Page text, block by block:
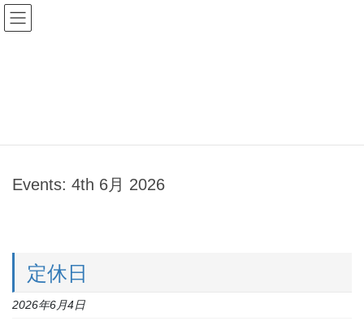
コ
ン
ッ
ナ
ビ
移
Events: 4th 6月 2026
定休日
2026年6月4日